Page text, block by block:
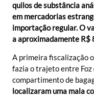
quilos de substância
em mercadorias
importação regular. O
a aproximadamente R$
A primeira fiscalização
fazia o trajeto entre Foz
compartimento de
localizaram uma mala